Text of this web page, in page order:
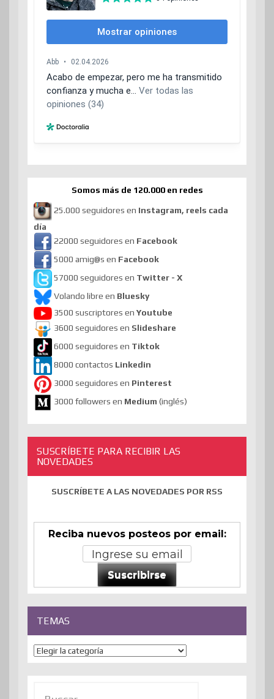
Somos más de 120.000 en redes
25.000 seguidores en Instagram, reels cada
día
22000 seguidores en Facebook
5000 amig@s en Facebook
57000 seguidores en Twitter - X
Volando libre en Bluesky
3500 suscriptores en Youtube
3600 seguidores en Slideshare
6000 seguidores en Tiktok
8000 contactos Linkedin
3000 seguidores en Pinterest
3000 followers en Medium (inglés)
SUSCRÍBETE PARA RECIBIR LAS
NOVEDADES
SUSCRÍBETE A LAS NOVEDADES POR RSS
Reciba nuevos posteos por email:
Suscribirse
TEMAS
Temas